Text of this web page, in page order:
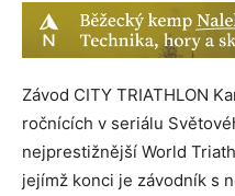
Závod CITY TRIATHLON
ročnících v seriálu
nejprestižnější World
jejímž konci je závodník s